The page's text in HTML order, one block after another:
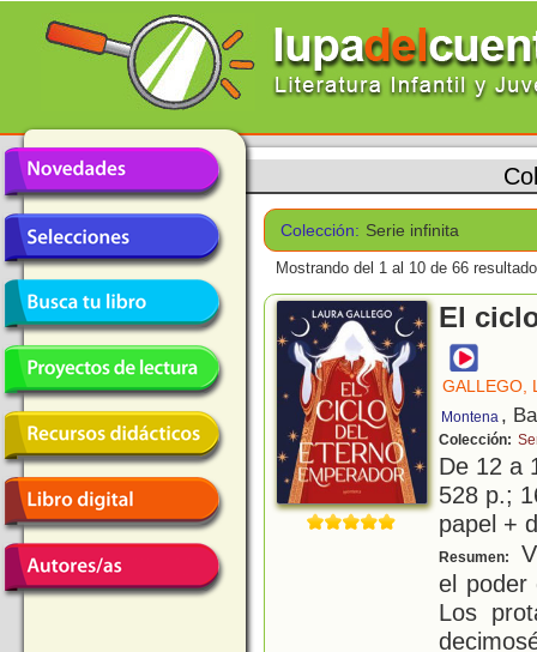
Colección: Serie infinita
Mostrando del 1 al 10 de 66
El
GALLEGO,
Montena ,
Colección:
De 12 a
528 p.;
papel +
Resumen:
el poder
Los